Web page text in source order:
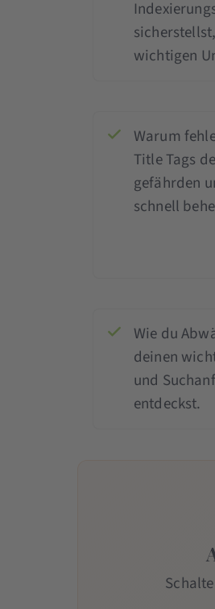
wichtigen
Warum
Title Tags
gefährden
schnell
Wie du
deinen
und
entdeckst.